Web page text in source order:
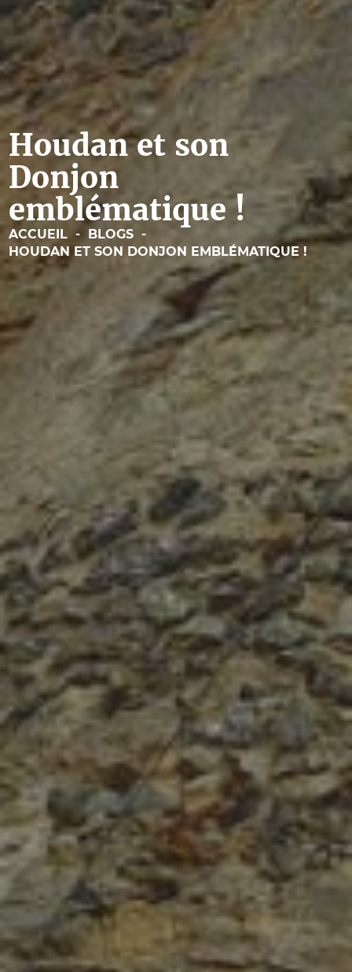
Houdan et son
Donjon
emblématique !
ACCUEIL - BLOGS -
HOUDAN ET SON DONJON EMBLÉMATIQUE !